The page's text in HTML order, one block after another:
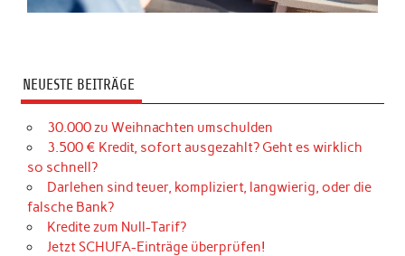
NEUESTE BEITRÄGE
30.000 zu Weihnachten umschulden
3.500 € Kredit, sofort ausgezahlt? Geht es wirklich
so schnell?
Darlehen sind teuer, kompliziert, langwierig, oder die
falsche Bank?
Kredite zum Null-Tarif?
Jetzt SCHUFA-Einträge überprüfen!